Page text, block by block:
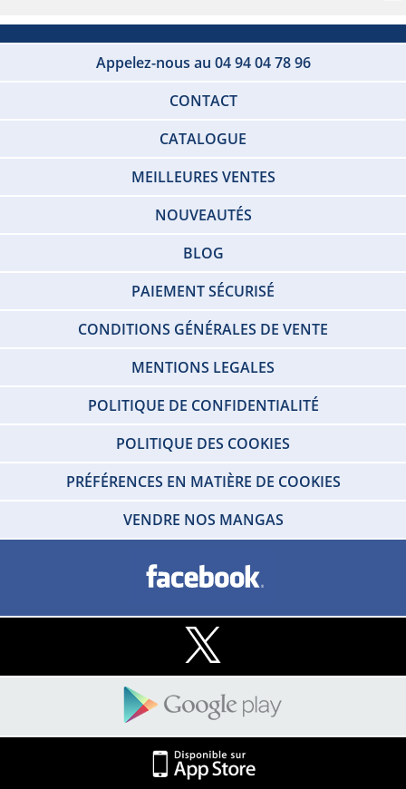
Appelez-nous au 04 94 04 78 96
CONTACT
CATALOGUE
MEILLEURES VENTES
NOUVEAUTÉS
BLOG
PAIEMENT SÉCURISÉ
CONDITIONS GÉNÉRALES DE VENTE
MENTIONS LEGALES
POLITIQUE DE CONFIDENTIALITÉ
POLITIQUE DES COOKIES
PRÉFÉRENCES EN MATIÈRE DE COOKIES
VENDRE NOS MANGAS